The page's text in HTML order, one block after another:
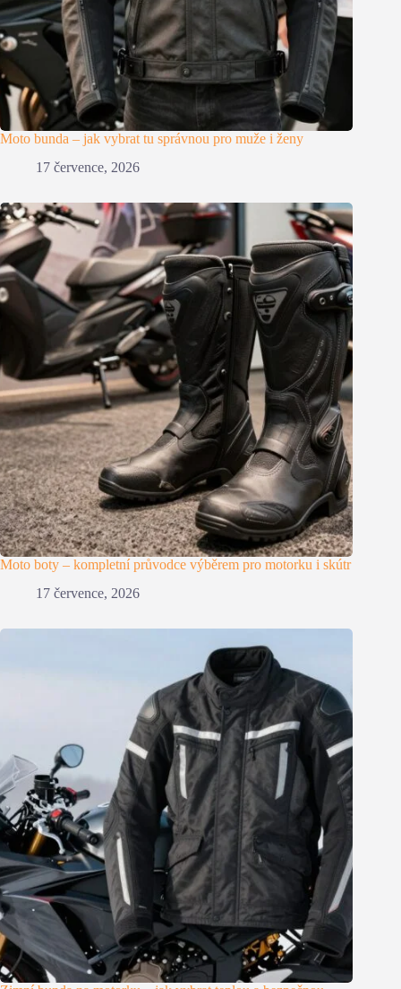
Moto bunda – jak vybrat tu správnou pro muže i ženy
17 července, 2026
Moto boty – kompletní průvodce výběrem pro motorku i skútr
17 července, 2026